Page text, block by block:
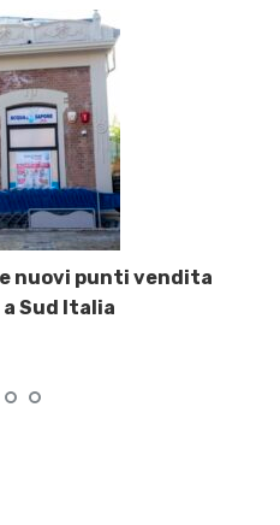
nuovi punti vendita
a Sud Italia